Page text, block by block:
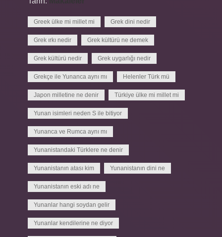
Greek ülke mi millet mi Grek dini nedir
Grek ırkı nedir Grek kültürü ne demek
Grek kültürü nedir Grek uygarlığı nedir
Grekçe ile Yunanca aynı mı Helenler Türk mü
Japon milletine ne denir Türkiye ülke mi millet mi
Yunan isimleri neden S ile bitiyor
Yunanca ve Rumca aynı mı
Yunanistandaki Türklere ne denir
Yunanistanın atası kim Yunanistanın dini ne
Yunanistanın eski adı ne
Yunanlar hangi soydan gelir
Yunanlar kendilerine ne diyor